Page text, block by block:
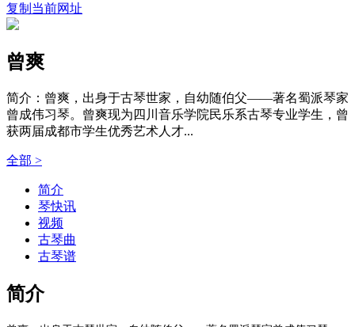
复制当前网址
曾爽
简介：曾爽，出身于古琴世家，自幼随伯父——著名蜀派琴家
曾成伟习琴。曾爽现为四川音乐学院民乐系古琴专业学生，曾
获两届成都市学生优秀艺术人才...
全部 >
简介
琴快讯
视频
古琴曲
古琴谱
简介